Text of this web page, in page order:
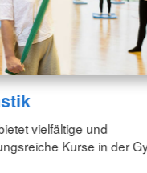
vielfältige und
Kurse in der